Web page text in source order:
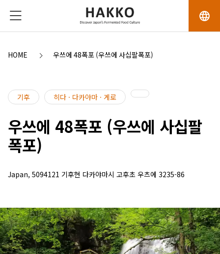
language
HOME 우쓰에 48폭포 (우쓰에 사십팔폭포)
기후 히다 · 다카야마 · 게로
우쓰에 48폭포 (우쓰에 사십팔
폭포)
Japan, 5094121 기후현 다카야마시 고후초 우츠에 3235-86